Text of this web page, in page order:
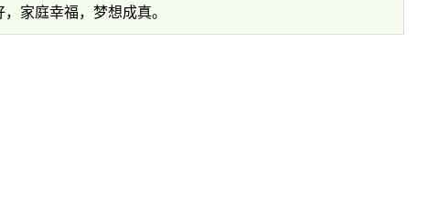
家庭幸福，梦想成真。